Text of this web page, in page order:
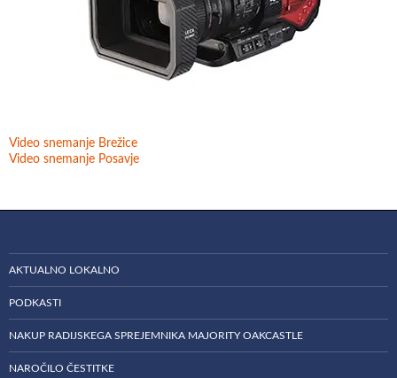
Video snemanje Brežice
Video snemanje Posavje
AKTUALNO LOKALNO
PODKASTI
NAKUP RADIJSKEGA SPREJEMNIKA MAJORITY OAKCASTLE
NAROČILO ČESTITKE